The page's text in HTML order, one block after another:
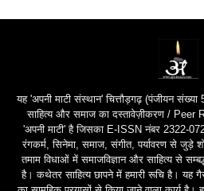
यह 'अपनी माटी संस्थान' चित्तौड़गढ़ (पंजीयन संख्या
साहित्य और समाज का दस्तावेज़ीकरण / Peer
'अपनी माटी' है जिसका E-ISSN नंबर 2322-
रंगकर्म, सिनेमा, समाज, संगीत, पर्यावरण से जुड़े
तमाम विधाओं में समाजविज्ञान और साहित्य से
है। कथेतर साहित्य छापने में हमारी रूचि है। यह